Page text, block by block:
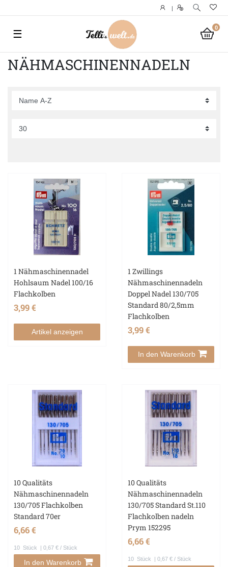
|
0
☰
NÄHMASCHINENNADELN
1 Nähmaschinennadel
Hohlsaum Nadel 100/16
Flachkolben
3,99 €
Artikel anzeigen
1 Zwillings
Nähmaschinennadeln
Doppel Nadel 130/705
Standard 80/2,5mm
Flachkolben
3,99 €
In den Warenkorb
10 Qualitäts
Nähmaschinennadeln
130/705 Flachkolben
Standard 70er
6,66 €
10 Stück | 0,67 € / Stück
In den Warenkorb
10 Qualitäts
Nähmaschinennadeln
130/705 Standard St.110
Flachkolben nadeln
Prym 152295
6,66 €
10 Stück | 0,67 € / Stück